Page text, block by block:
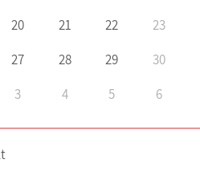
20 21 22
23
27 28 29
30
3 4 5 6